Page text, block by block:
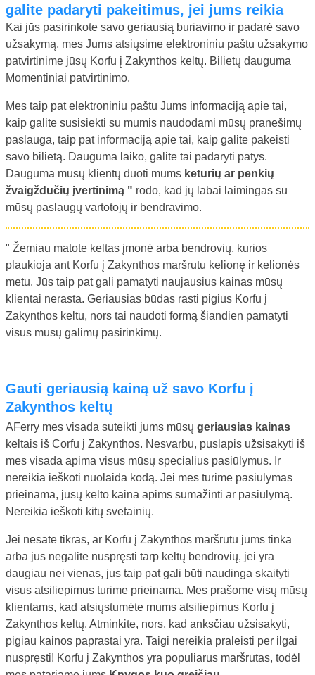
galite padaryti pakeitimus, jei jums reikia
Kai jūs pasirinkote savo geriausią buriavimo ir padarė savo
užsakymą, mes Jums atsiųsime elektroniniu paštu užsakymo
patvirtinime jūsų Korfu į Zakynthos keltų. Bilietų dauguma
Momentiniai patvirtinimo.
Mes taip pat elektroniniu paštu Jums informaciją apie tai,
kaip galite susisiekti su mumis naudodami mūsų pranešimų
paslauga, taip pat informaciją apie tai, kaip galite pakeisti
savo bilietą. Dauguma laiko, galite tai padaryti patys.
Dauguma mūsų klientų duoti mums keturių ar penkių
žvaigždučių įvertinimą " rodo, kad jų labai laimingas su
mūsų paslaugų vartotojų ir bendravimo.
" Žemiau matote keltas įmonė arba bendrovių, kurios
plaukioja ant Korfu į Zakynthos maršrutu kelionę ir kelionės
metu. Jūs taip pat gali pamatyti naujausius kainas mūsų
klientai nerasta. Geriausias būdas rasti pigius Korfu į
Zakynthos keltu, nors tai naudoti formą šiandien pamatyti
visus mūsų galimų pasirinkimų.
gauti geriausią kainą už savo Korfu į
Zakynthos keltų
AFerry mes visada suteikti jums mūsų geriausias kainas
keltais iš Corfu į Zakynthos. Nesvarbu, puslapis užsisakyti iš
mes visada apima visus mūsų specialius pasiūlymus. Ir
nereikia ieškoti nuolaida kodą. Jei mes turime pasiūlymas
prieinama, jūsų kelto kaina apims sumažinti ar pasiūlymą.
Nereikia ieškoti kitų svetainių.
Jei nesate tikras, ar Korfu į Zakynthos maršrutu jums tinka
arba jūs negalite nuspręsti tarp keltų bendrovių, jei yra
daugiau nei vienas, jus taip pat gali būti naudinga skaityti
visus atsiliepimus turime prieinama. Mes prašome visų mūsų
klientams, kad atsiųstumėte mums atsiliepimus Korfu į
Zakynthos keltų. Atminkite, nors, kad anksčiau užsisakyti,
pigiau kainos paprastai yra. Taigi nereikia praleisti per ilgai
nuspręsti! Korfu į Zakynthos yra populiarus maršrutas, todėl